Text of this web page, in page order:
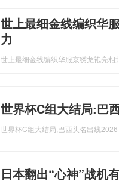
世上最细金线编织华
力
世上最细金线编织华服京绣龙袍亮相
世界杯C组大结局:巴
世界杯C组大结局,巴西头名出线
日本翻出“心神”战机